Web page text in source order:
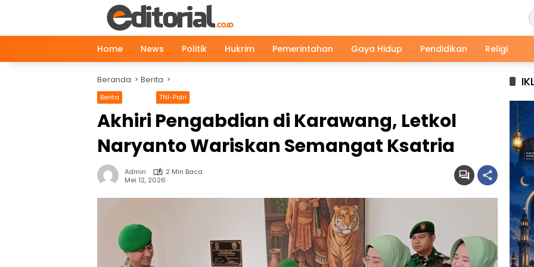
Home
News Politik Hukrim Pemerintahan Gaya Hidup Pendidikan Religi
Beranda Berita
Berita TNI-Polri
Akhiri Pengabdian di Karawang, Letkol
Naryanto Wariskan Semangat Ksatria
Admin
2 Min Baca
Mei 12, 2026